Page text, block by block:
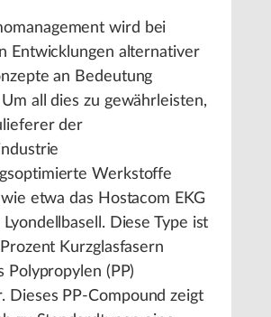
wird bei
Entwicklungen alternativer
an Bedeutung
all dies zu gewährleisten,
der
Werkstoffe
etwa das Hostacom EKG
Diese Type ist
Kurzglasfasern
Polypropylen (PP)
Dieses PP-Compound zeigt